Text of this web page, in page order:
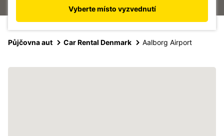
Vyberte místo vyzvednutí
Půjčovna aut Car Rental Denmark Aalborg Airport